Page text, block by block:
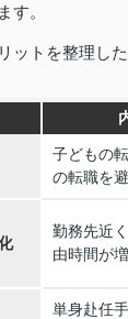
す。
ットを整理し
子どもの
の転職を
勤務先近
由時間が
単身赴任